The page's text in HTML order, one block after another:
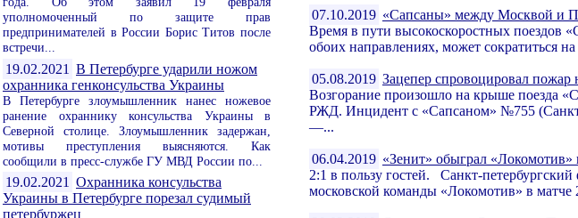
уполномоченный по защите прав
предпринимателей в России Борис Титов после
встречи...
19.02.2021 В Петербурге ударили ножом
охранника генконсульства Украины
В Петербурге злоумышленник нанес ножевое
ранение охраннику консульства Украины в
Северной столице. Злоумышленник задержан,
мотивы преступления выясняются. Как
сообщили в пресс-службе ГУ МВД России по...
19.02.2021 Охранника консульства
Украины в Петербурге порезал судимый
петербуржец
07.10.2019 «Сапсаны» между Москвой и
Время в пути высокоскоростных поездов
обоих направлениях, может сократиться
05.08.2019 Зацепер спровоцировал пожар
Возгорание произошло на крыше поезда
РЖД. Инцидент с «Сапсаном» №755
—...
06.04.2019 «Зенит» обыграл
2:1 в пользу гостей. Санкт-
московской команды «Локомотив» в матче